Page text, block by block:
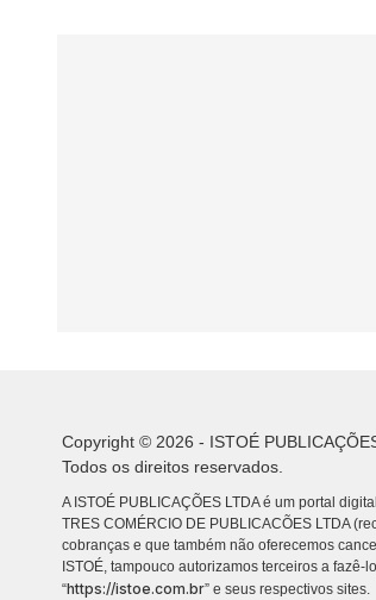
Copyright © 2026 - ISTOÉ
Todos os direitos reservados.
A ISTOÉ PUBLICAÇÕES LTDA é um portal
TRES COMÉRCIO DE PUBLICACÕES LTDA
cobranças e que também não oferecemos
ISTOÉ, tampouco autorizamos terceiros a
“https://istoe.com.br” e seus respectivos sites.